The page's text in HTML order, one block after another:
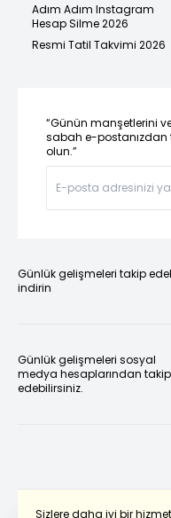
Sizlere daha iyi bir
Adım Adım Instagram
Hesap Silme 2026
Resmi Tatil Takvimi 2026
“Günün manşetlerini
sabah e-postanızdan
olun.”
Günlük gelişmeleri takip
indirin
Günlük gelişmeleri sosyal
medya hesaplarından takip
edebilirsiniz.